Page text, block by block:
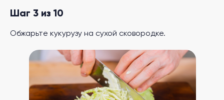
Шаг 3 из 10
Обжарьте кукурузу на сухой сковородке.